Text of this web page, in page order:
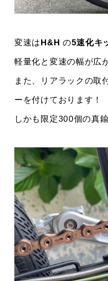
変速はH&H の5速化キ
軽量化と変速の幅が広
また、リアラックの取
ーを付けております！
しかも限定300個の真